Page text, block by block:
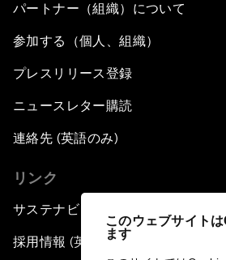
このウェブサイト
ます
パートナー（組織）について
参加する（個人、組織）
プレスリリース登録
ニュースレター購読
連絡先 (英語のみ)
リンク
サステナビリティへの取り組み
採用情報 (英語のみ)